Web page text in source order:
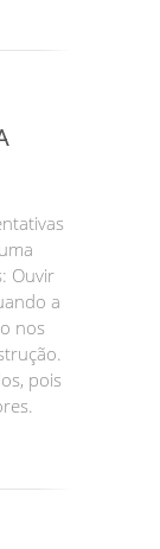
Ouvir
a
nos
pois